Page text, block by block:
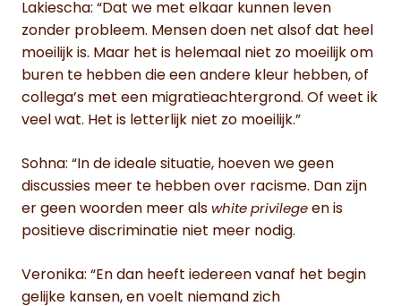
Lakiescha: “Dat we met elkaar kunnen leven
zonder probleem. Mensen doen net alsof dat heel
moeilijk is. Maar het is helemaal niet zo moeilijk om
buren te hebben die een andere kleur hebben, of
collega’s met een migratieachtergrond. Of weet ik
veel wat. Het is letterlijk niet zo moeilijk.”
Sohna: “In de ideale situatie, hoeven we geen
discussies meer te hebben over racisme. Dan zijn
er geen woorden meer als white privilege en is
positieve discriminatie niet meer nodig.
Veronika: “En dan heeft iedereen vanaf het begin
gelijke kansen, en voelt niemand zich